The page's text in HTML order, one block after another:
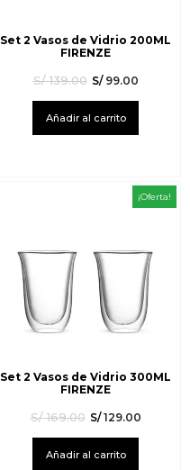
Set 2 Vasos de Vidrio 200ML
FIRENZE
S/139.00 S/99.00
Añadir al carrito
¡Oferta!
Set 2 Vasos de Vidrio 300ML
FIRENZE
S/169.00 S/129.00
Añadir al carrito